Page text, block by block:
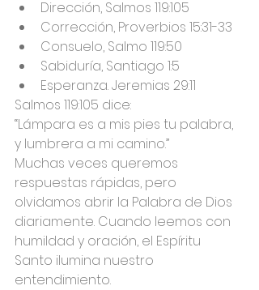
Dirección, Salmos 119:105
Corrección, Proverbios 15:31-33
Consuelo, Salmo 119:50
Sabiduría, Santiago 1:5
Esperanza. Jeremias 29:11
Salmos 119:105 dice:
“Lámpara es a mis pies tu palabra,
y lumbrera a mi camino.”
Muchas veces queremos
respuestas rápidas, pero
olvidamos abrir la Palabra de Dios
diariamente. Cuando leemos con
humildad y oración, el Espíritu
Santo ilumina nuestro
entendimiento.